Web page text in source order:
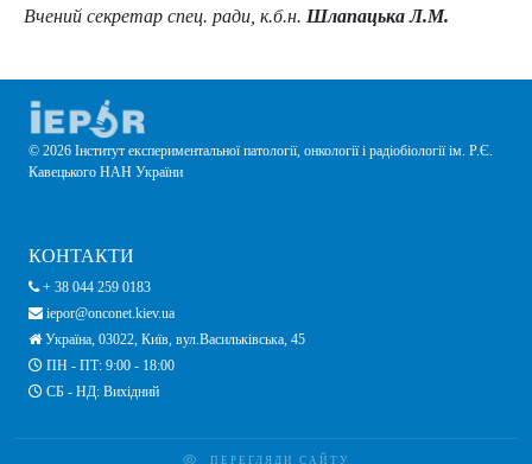
Вчений секретар спец. ради, к.б.н. Шлапацька Л.М.
© 2026 Інститут експериментальної патології, онкології і радіобіології ім. Р.Є.
Кавецького НАН України
КОНТАКТИ
+ 38 044 259 0183
iepor@onconet.kiev.ua
Україна, 03022, Київ, вул.Васильківська, 45
ПН - ПТ: 9:00 - 18:00
СБ - НД: Вихідний
ПЕРЕГЛЯДИ САЙТУ